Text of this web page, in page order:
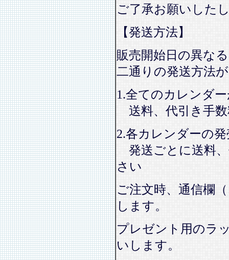
ご了承お願いした
【発送方法】
販売開始日の異な
二通りの発送方法
1.全てのカレンダ
送料、代引き手
2.各カレンダーの
発送ごとに送料
さい
ご注文時、通信欄
します。
プレゼント用のラ
いします。